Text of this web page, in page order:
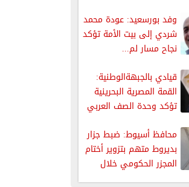
وفد بورسعيد: عودة محمد
شردي إلى بيت الأمة تؤكد
نجاح مسار لم...
قيادي بالجبهةالوطنية:
القمة المصرية البحرينية
تؤكد وحدة الصف العربي
محافظ أسيوط: ضبط جزار
بديروط متهم بتزوير أختام
المجزر الحكومي خلال
حملة...